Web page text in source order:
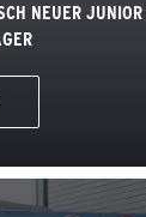
NEUER JUNIOR